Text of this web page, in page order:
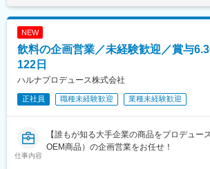
■評価制度
なくプロセスも評価。顧客への向き合い方
直結。
■キャリアパス
未経験から2年でリーダー、9年で複数営業
長など、営業としてのスキルアップだけで
のチャレンジも可能。
変更の範囲：会社の定める業務
（3）その後先輩社員との同行をしながら
・OA機器
・ネットワーク機器
NEW
飲料の企画営業／未経験歓迎／賞与
122日
ハルナプロデュース株式会社
正社員 職種未経験歓迎 業種未経験歓迎
仕事内容
【誰もが知る大手企業の商品をプロデュー
OEM商品）の企画営業をお任せ！